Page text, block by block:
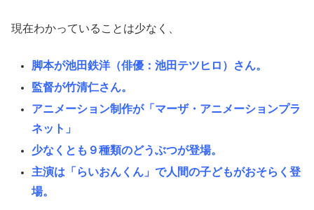
現在わかっていることは少なく、
脚本が池田鉄洋（俳優：池田テツヒロ）さん。
監督が竹清仁さん。
アニメーション制作が「マーザ・アニメーションプラ
ネット」
少なくとも９種類のどうぶつが登場。
主演は「らいおんくん」で人間の子どもがおそらく登
場。